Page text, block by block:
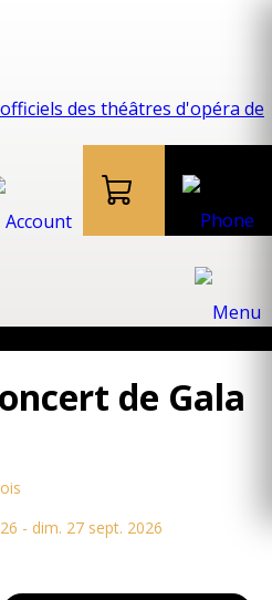
de Gala
- dim. 27 sept. 2026